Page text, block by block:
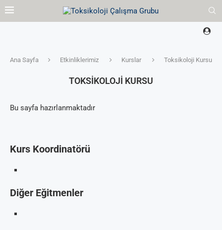
Ana Sayfa Etkinliklerimiz Kurslar Toksikoloji Kursu
TOKSIKOLOJI KURSU
Bu sayfa hazırlanmaktadır
Kurs Koordinatörü
Diğer Eğitmenler